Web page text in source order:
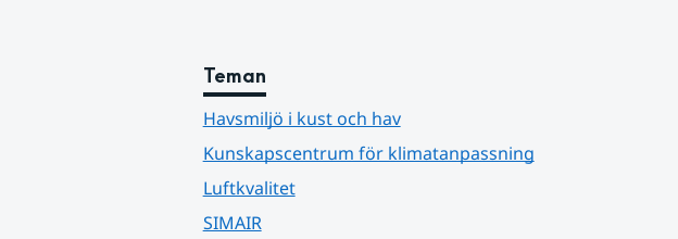
Teman
Havsmiljö i kust och hav
Kunskapscentrum för klimatanpassning
Luftkvalitet
SIMAIR